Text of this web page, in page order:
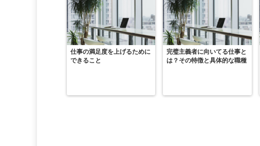
仕事の満足度を上げるために
できること
完璧主義者に向いてる仕事と
は？その特徴と具体的な職種